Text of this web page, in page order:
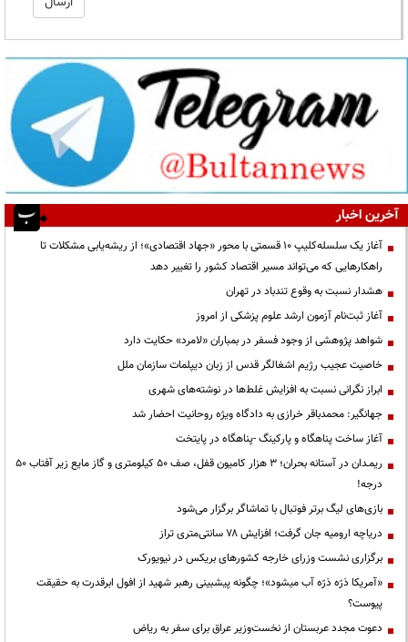
آخرین اخبار
آغاز یک سلسله‌کلیپ ۱۰ قسمتی با محور «جهاد اقتصادی»؛ از ریشه‌یابی مشکلات تا
راهکارهایی که می‌تواند مسیر اقتصاد کشور را تغییر دهد
هشدار نسبت به وقوع تندباد در تهران
آغاز ثبت‌نام آزمون ارشد علوم پزشکی از امروز
شواهد پژوهشی از وجود فسفر در بمباران «لامرد» حکایت دارد
خاصیت عجیب رژیم اشغالگر قدس از زبان دیپلمات سازمان ملل
ابراز نگرانی نسبت به افزایش غلط‌ها در نوشته‌های شهری
جهانگیر: محمدباقر خرازی به دادگاه ویژه روحانیت احضار شد
آغاز ساخت پناهگاه و پارکینگ -پناهگاه در پایتخت
ریمـدان در آستانه بحران؛ ۳ هزار کامیون قفل، صف ۵۰ کیلومتری و گاز مایع زیر آفتاب ۵۰
درجه!
بازی‌های لیگ برتر فوتبال با تماشاگر برگزار می‌شود
دریاچه ارومیه جان گرفت؛ افزایش ۷۸ سانتی‌متری تراز
برگزاری نشست وزرای خارجه کشورهای بریکس در نیویورک
«آمریکا ذرّه ذرّه آب میشود»؛ چگونه پیشبینی رهبر شهید از افول ابرقدرت به حقیقت
پیوست؟
دعوت مجدد عربستان از نخست‌وزیر عراق برای سفر به ریاض